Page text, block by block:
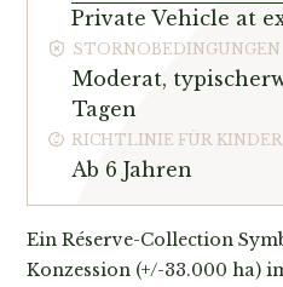
Private Vehicle at
STORNOBEDINGUNGEN
Moderat,
Tagen
RICHTLINIE FÜR KINDER
Ab 6 Jahren
Ein Réserve-Collection
Konzession (+/-33.000 ha)